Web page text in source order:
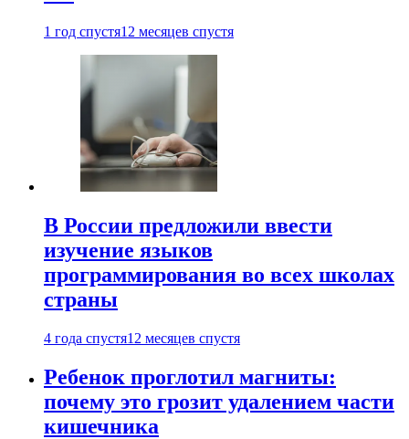
1 год спустя12 месяцев спустя
В России предложили ввести
изучение языков
программирования во всех школах
страны
4 года спустя12 месяцев спустя
Ребенок проглотил магниты:
почему это грозит удалением части
кишечника